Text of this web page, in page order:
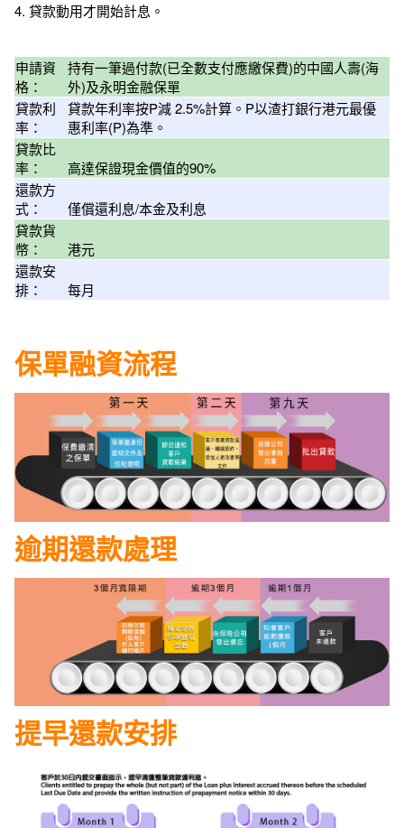
4. 貸款動用才開始計息。
申請資
格：
持有一筆過付款(已全數支付應繳保費)的中國人壽(海
外)及永明金融保單
貸款利
率：
貸款年利率按P減 2.5%計算。P以渣打銀行港元最優
惠利率(P)為準。
貸款比
率：
高達保證現金價值的90%
還款方
式：
僅償還利息/本金及利息
貸款貨
幣：
港元
還款安
排：
每月
保單融資流程
逾期還款處理
提早還款安排